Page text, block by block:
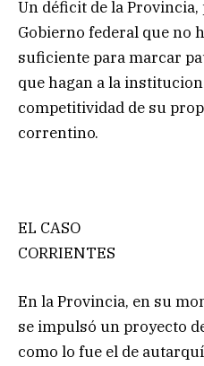
Un déficit de la
Gobierno federal que no
suficiente para marcar
que hagan a la
competitividad de su
correntino.
EL CASO
CORRIENTES
En la Provincia, en su
se impulsó un proyecto
como lo fue el de